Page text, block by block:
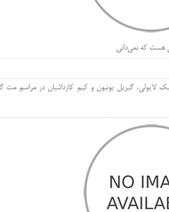
هست که نمی‌دانی
لایولی، گبریل یونیون و کیم کارداشیان در مراسم مت